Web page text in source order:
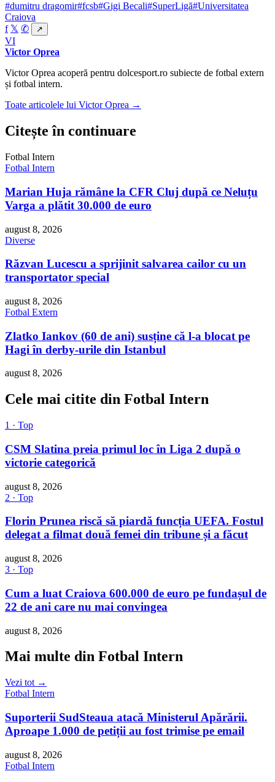
#dumitru dragomir#fcsb#Gigi Becali#SuperLigă#Universitatea
Craiova
f 𝕏 ✆ ↗
VI
Victor Oprea
Victor Oprea acoperă pentru dolcesport.ro subiecte de fotbal extern
și fotbal intern.
Toate articolele lui Victor Oprea →
Citește în continuare
Fotbal Intern
Fotbal Intern
Marian Huja rămâne la CFR Cluj după ce Neluțu
Varga a plătit 30.000 de euro
august 8, 2026
Diverse
Răzvan Lucescu a sprijinit salvarea cailor cu un
transportator special
august 8, 2026
Fotbal Extern
Zlatko Iankov (60 de ani) susține că l-a blocat pe
Hagi în derby-urile din Istanbul
august 8, 2026
Cele mai citite din Fotbal Intern
1 · Top
CSM Slatina preia primul loc în Liga 2 după o
victorie categorică
august 8, 2026
2 · Top
Florin Prunea riscă să piardă funcția UEFA. Fostul
delegat a filmat două femei din tribune și a făcut
august 8, 2026
3 · Top
Cum a luat Craiova 600.000 de euro pe fundașul de
22 de ani care nu mai convingea
august 8, 2026
Mai multe din Fotbal Intern
Vezi tot →
Fotbal Intern
Suporterii SudSteaua atacă Ministerul Apărării.
Aproape 1.000 de petiții au fost trimise pe email
august 8, 2026
Fotbal Intern